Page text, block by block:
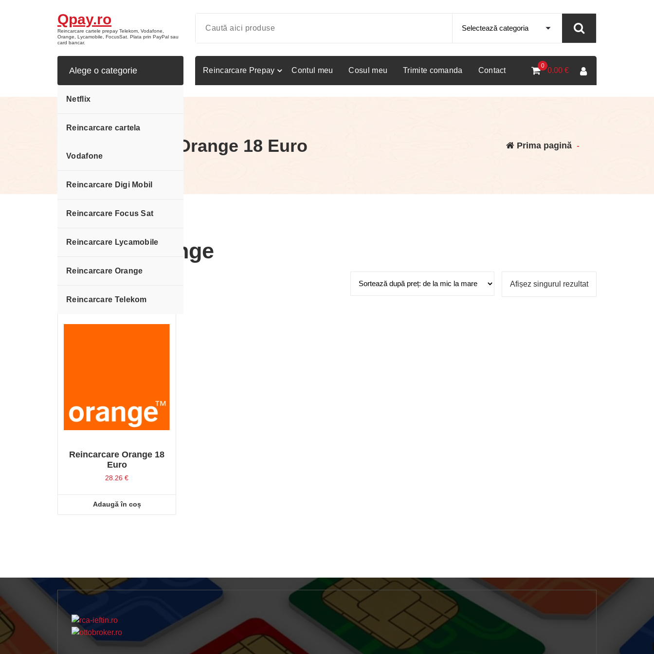
Qpay.ro
Reincarcare cartele prepay Telekom, Vodafone,
Orange, Lycamobile, FocusSat. Plata prin PayPal sau
card bancar.
Alege o categorie
Netflix
Reincarcare cartela
Vodafone
Reincarcare Digi Mobil
Reincarcare Focus Sat
Reincarcare Lycamobile
Reincarcare Orange
Reincarcare Telekom
Reincarcare Prepay Contul meu Cosul meu Trimite comanda Contact
0
0.00 €
Reincarcare Orange 18 Euro Prima pagină -
18 euro orange
Afișez singurul rezultat
Reincarcare Orange 18
Euro
28.26€
Adaugă în coș